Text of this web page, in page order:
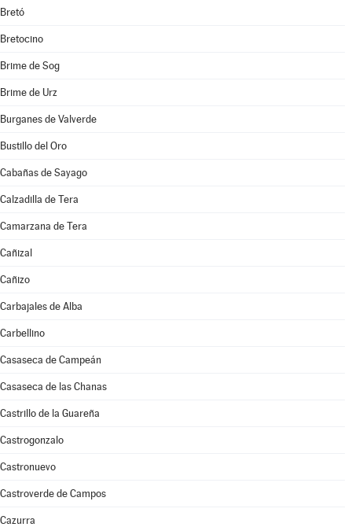
Bretó
Bretocino
Brime de Sog
Brime de Urz
Burganes de Valverde
Bustillo del Oro
Cabañas de Sayago
Calzadilla de Tera
Camarzana de Tera
Cañizal
Cañizo
Carbajales de Alba
Carbellino
Casaseca de Campeán
Casaseca de las Chanas
Castrillo de la Guareña
Castrogonzalo
Castronuevo
Castroverde de Campos
Cazurra